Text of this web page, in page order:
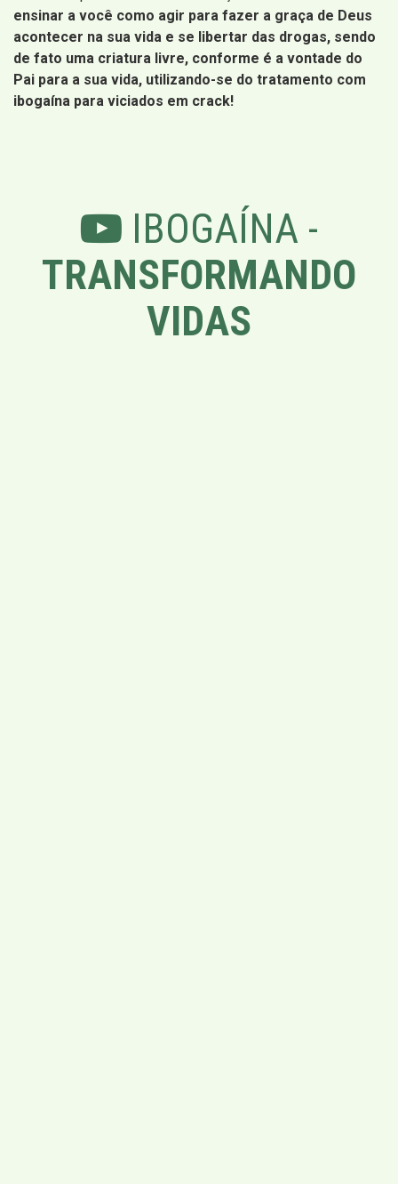
ensinar a você como agir para fazer a graça de Deus
acontecer na sua vida e se libertar das drogas, sendo
de fato uma criatura livre, conforme é a vontade do
Pai para a sua vida, utilizando-se do tratamento com
ibogaína para viciados em crack!
IBOGAÍNA -
TRANSFORMANDO
VIDAS